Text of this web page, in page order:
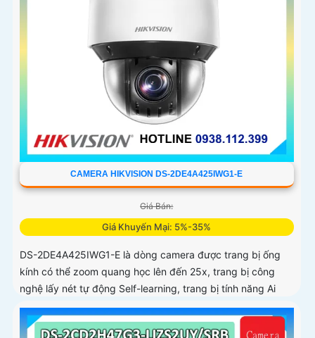
CAMERA HIKVISION DS-2DE4A425IWG1-E
Giá Bán:
Giá Khuyến Mại: 5%-35%
DS-2DE4A425IWG1-E là dòng camera được trang bị ống
kính có thể zoom quang học lên đến 25x, trang bị công
nghệ lấy nét tự động Self-learning, trang bị tính năng Ai
nhận diện chính xác tích hợp AcuSearch khi kết hợp chung
với đầu ghi hình, nhìn ban đêm bằng hồng ngoại 50m